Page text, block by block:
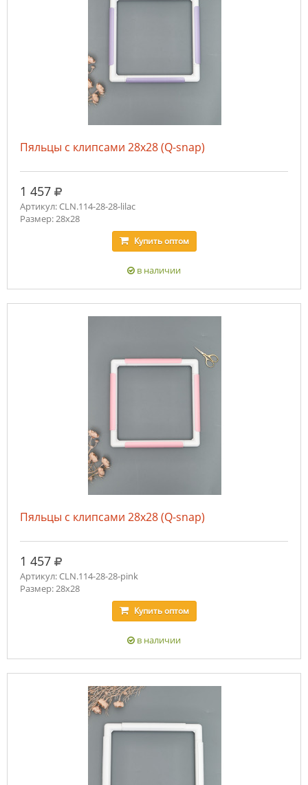
Пяльцы с клипсами 28х28 (Q-snap)
1 457 руб.
Артикул: CLN.114-28-28-lilac
Размер: 28х28
Купитьоптом
в наличии
Пяльцы с клипсами 28х28 (Q-snap)
1 457 руб.
Артикул: CLN.114-28-28-pink
Размер: 28х28
Купитьоптом
в наличии